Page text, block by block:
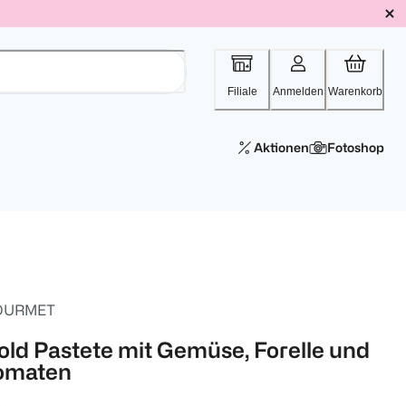
Filiale Anmelden Warenkorb
Aktionen Fotoshop
Pastete mit Gemüse, Forelle und